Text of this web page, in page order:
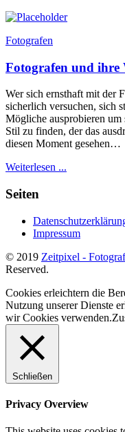
Fotografen
Fotografen und ihre
Wer sich ernsthaft mit der
sicherlich versuchen, sich
Mögliche ausprobieren
Stil zu finden, der das
diesen Moment gesehen…
Weiterlesen ...
Seiten
Impressum
© 2019 Zeitpixel -
Reserved.
Cookies erleichtern die
Nutzung unserer Dienste
wir Cookies verwenden.
Schließen
Privacy Overview